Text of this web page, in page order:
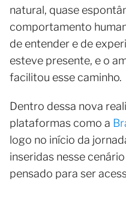
natural, quase
comportamento
de entender e de
esteve presente, e o
facilitou esse caminho.
Dentro dessa nova
plataformas como a
logo no início da
inseridas nesse
pensado para ser